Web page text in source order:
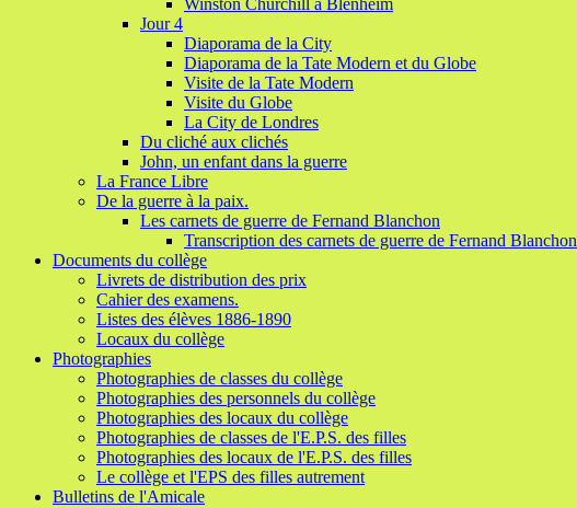
Winston Churchill à Blenheim
Jour 4
Diaporama de la City
Diaporama de la Tate Modern et du Globe
Visite de la Tate Modern
Visite du Globe
La City de Londres
Du cliché aux clichés
John, un enfant dans la guerre
La France Libre
De la guerre à la paix.
Les carnets de guerre de Fernand Blanchon
Transcription des carnets de guerre de Fernand Blanchon
Documents du collège
Livrets de distribution des prix
Cahier des examens.
Listes des élèves 1886-1890
Locaux du collège
Photographies
Photographies de classes du collège
Photographies des personnels du collège
Photographies des locaux du collège
Photographies de classes de l'E.P.S. des filles
Photographies des locaux de l'E.P.S. des filles
Le collège et l'EPS des filles autrement
Bulletins de l'Amicale